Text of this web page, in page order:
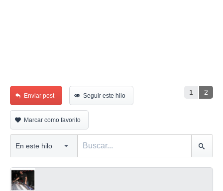
1 2
Enviar post Seguir este hilo
Marcar como favorito